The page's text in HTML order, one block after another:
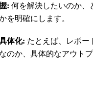
: 何を解決したいのか、
を明確にします。
体化: たとえば、レポー
のか、具体的なアウト